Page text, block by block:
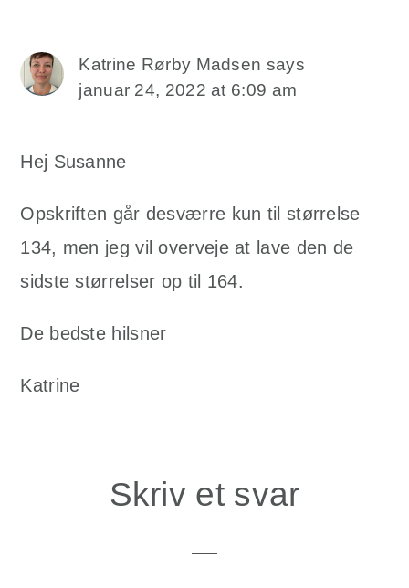
Katrine Rørby Madsen says
januar 24, 2022 at 6:09 am
Hej Susanne
Opskriften går desværre kun til størrelse
134, men jeg vil overveje at lave den de
sidste størrelser op til 164.
De bedste hilsner
Katrine
Skriv et svar